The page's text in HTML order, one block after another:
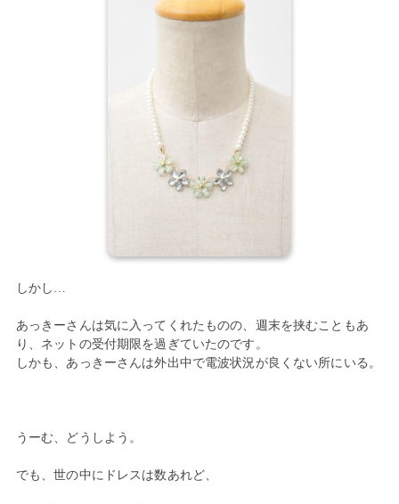
しかし…
あっきーさんは気に入ってくれたものの、週末を挟むこともあ
り、ネットの受付期限を過ぎていたのです。
しかも、あっきーさんは外出中で電波状況が良くない所にいる。
うーむ、どうしよう。
でも、世の中にドレスは数あれど、